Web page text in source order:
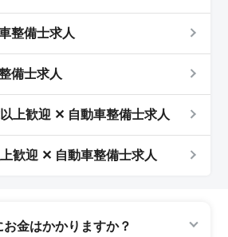
整備士求人
備士求人
上歓迎 ✕ 自動車整備士求人
歓迎 ✕ 自動車整備士求人
金はかかりますか？